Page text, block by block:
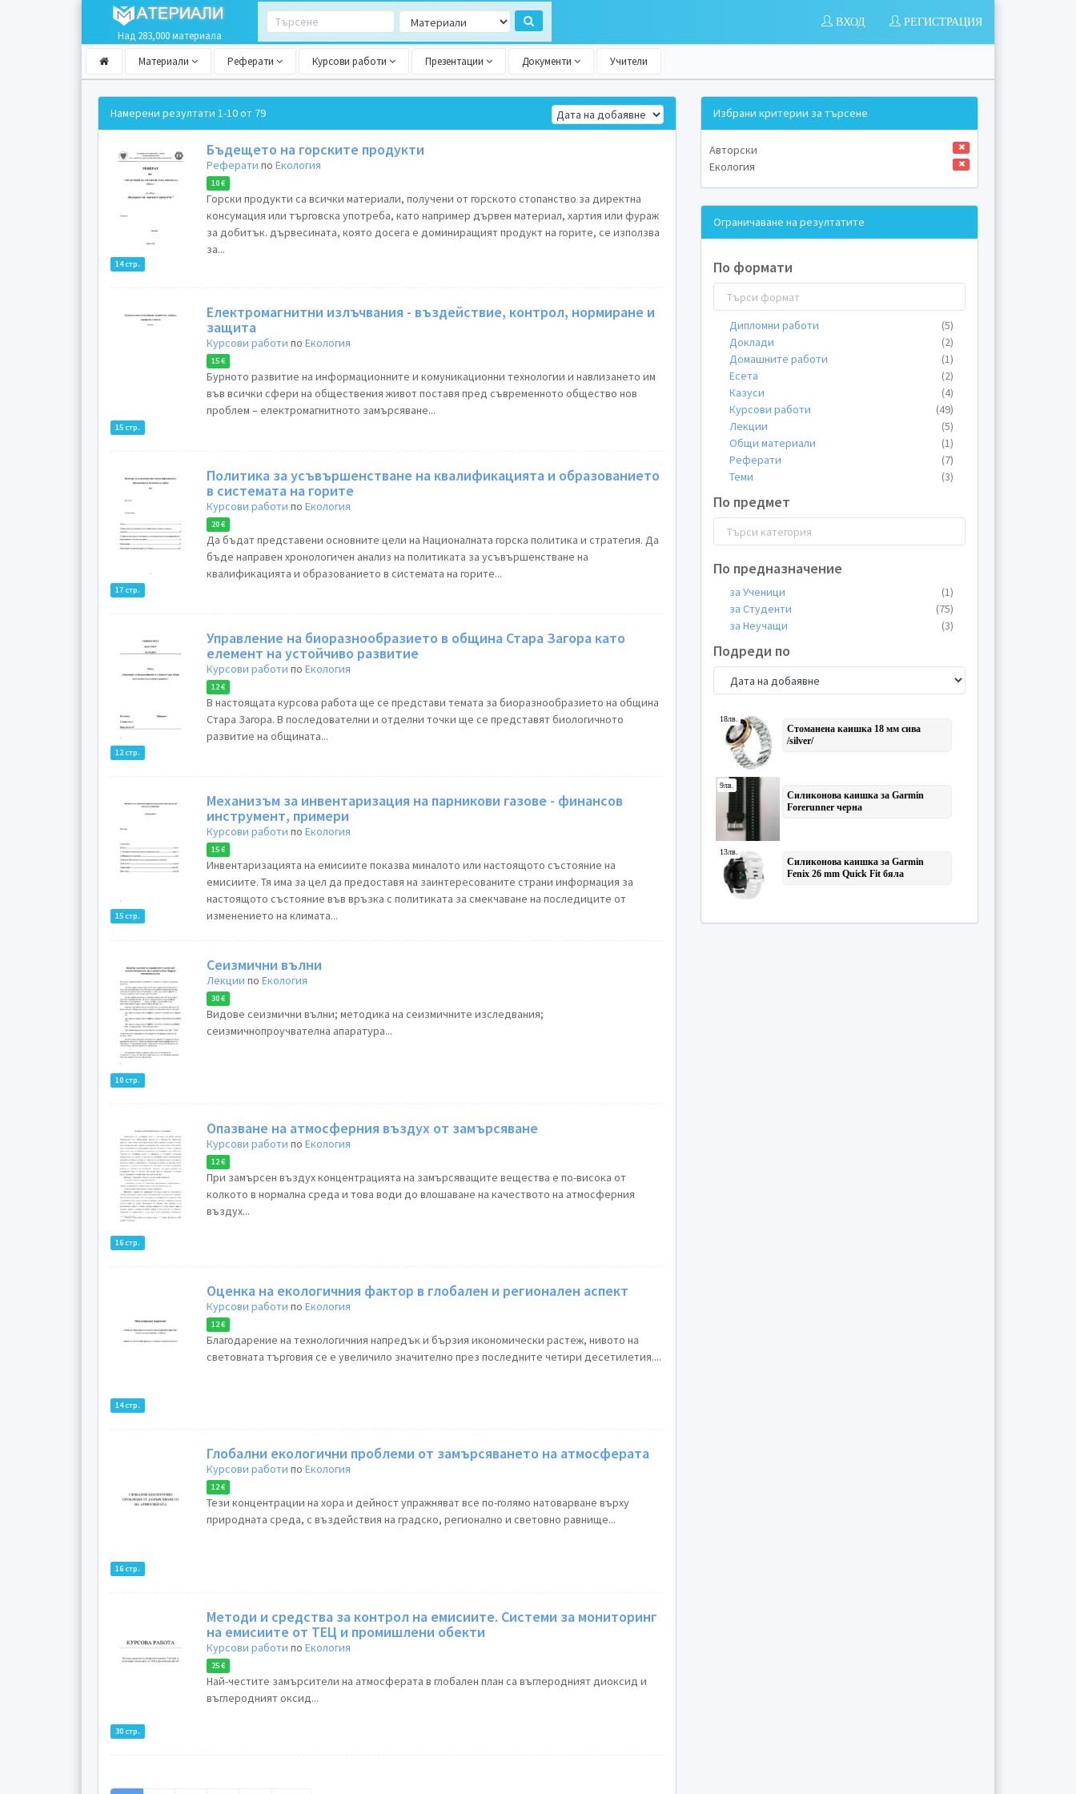
Над 283,000 материала
РЕГИСТРАЦИЯ
ВХОД
Материали Реферати Курсови работи Презентации Документи Учители
Намерени резултати 1-10 от 79
14 стр.
Бъдещето на горските продукти
Реферати поЕкология
10 €
Горски продукти са всички материали, получени от горското стопанство за директна
консумация или търговска употреба, като например дървен материал, хартия или фураж
за добитък. дървесината, която досега е доминиращият продукт на горите, се използва
за...
15 стр.
Електромагнитни излъчвания - въздействие, контрол, нормиране и
защита
Курсови работи поЕкология
15 €
Бурното развитие на информационните и комуникационни технологии и навлизането им
във всички сфери на обществения живот поставя пред съвременното общество нов
проблем – електромагнитното замърсяване...
17 стр.
Политика за усъвършенстване на квалификацията и образованието
в системата на горите
Курсови работи поЕкология
20 €
Да бъдат представени основните цели на Националната горска политика и стратегия. Да
бъде направен хронологичен анализ на политиката за усъвършенстване на
квалификацията и образованието в системата на горите...
12 стр.
Управление на биоразнообразието в община Стара Загора като
елемент на устойчиво развитие
Курсови работи поЕкология
12 €
В настоящата курсова работа ще се представи темата за биоразнообразието на община
Стара Загора. В последователни и отделни точки ще се представят биологичното
развитие на общината...
15 стр.
Механизъм за инвентаризация на парникови газове - финансов
инструмент, примери
Курсови работи поЕкология
15 €
Инвентаризацията на емисиите показва миналото или настоящото състояние на
емисиите. Тя има за цел да предоставя на заинтересованите страни информация за
настоящото състояние във връзка с политиката за смекчаване на последиците от
изменението на климата...
10 стр.
Сеизмични вълни
Лекции поЕкология
30 €
Видове сеизмични вълни; методика на сеизмичните изследвания;
сеизмичнопроучвателна апаратура...
16 стр.
Опазване на атмосферния въздух от замърсяване
Курсови работи поЕкология
12 €
При замърсен въздух концентрацията на замърсяващите вещества е по-висока от
колкото в нормална среда и това води до влошаване на качеството на атмосферния
въздух...
14 стр.
Оценка на екологичния фактор в глобален и регионален аспект
Курсови работи поЕкология
12 €
Благодарение на технологичния напредък и бързия икономически растеж, нивото на
световната търговия се е увеличило значително през последните четири десетилетия....
16 стр.
Глобални екологични проблеми от замърсяването на атмосферата
Курсови работи поЕкология
12 €
Тези концентрации на хора и дейност упражняват все по-голямо натоварване върху
природната среда, с въздействия на градско, регионално и световно равнище...
30 стр.
Методи и средства за контрол на емисиите. Системи за мониторинг
на емисиите от ТЕЦ и промишлени обекти
Курсови работи поЕкология
25 €
Най-честите замърсители на атмосферата в глобален план са въглеродният диоксид и
въглеродният оксид...
Избрани критерии за търсене
Авторски
Екология
Ограничаване на резултатите
По формати
Дипломни работи
(5)
Доклади
(2)
Домашните работи
(1)
Есета
(2)
Казуси
(4)
Курсови работи
(49)
Лекции
(5)
Общи материали
(1)
Реферати
(7)
Теми
(3)
По предмет
По предназначение
за Ученици
(1)
за Студенти
(75)
за Неучащи
(3)
Подреди по